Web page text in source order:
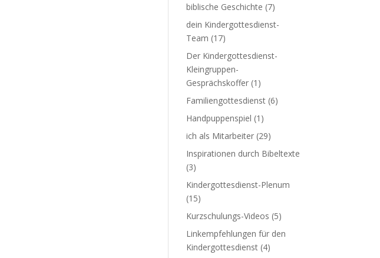
biblische Geschichte (7)
dein Kindergottesdienst-
Team (17)
Der Kindergottesdienst-
Kleingruppen-
Gesprächskoffer (1)
Familiengottesdienst (6)
Handpuppenspiel (1)
ich als Mitarbeiter (29)
Inspirationen durch Bibeltexte
(3)
Kindergottesdienst-Plenum
(15)
Kurzschulungs-Videos (5)
Linkempfehlungen für den
Kindergottesdienst (4)